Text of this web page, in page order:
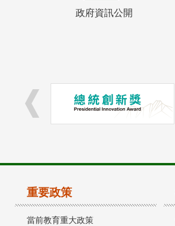
政府資訊公開
重要政策
當前教育重大政策